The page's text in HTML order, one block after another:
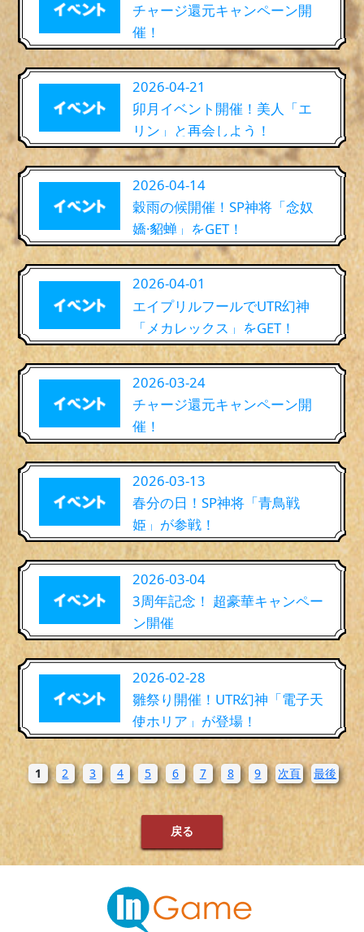
チャージ還元キャンペーン開
催！
2026-04-21
卯月イベント開催！美人「エ
リン」と再会しよう！
2026-04-14
穀雨の候開催！SP神将「念奴
嬌·貂蝉」をGET！
2026-04-01
エイプリルフールでUTR幻神
「メカレックス」をGET！
2026-03-24
チャージ還元キャンペーン開
催！
2026-03-13
春分の日！SP神将「青鳥戦
姫」が参戦！
2026-03-04
3周年記念！ 超豪華キャンペー
ン開催
2026-02-28
雛祭り開催！UTR幻神「電子天
使ホリア」が登場！
1 2 3 4 5 6 7 8 9 次頁 最後
戻る